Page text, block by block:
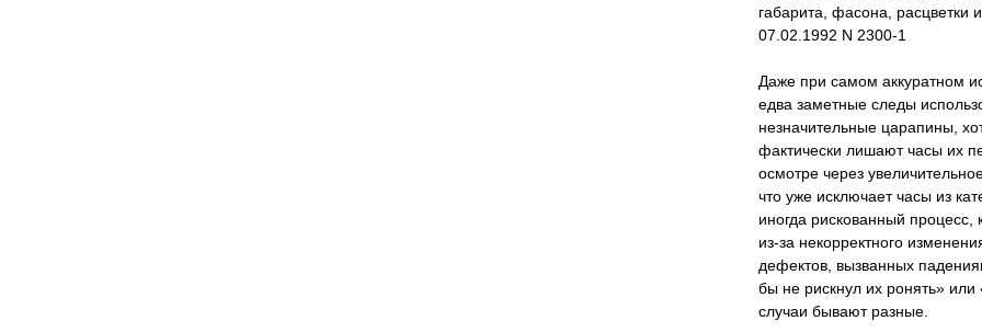
габарита, фасона, расцветки
07.02.1992 N 2300-1
Даже при самом аккуратном
едва заметные следы
незначительные царапины,
фактически лишают часы их
осмотре через
что уже исключает часы из
иногда рискованный процесс,
из-за некорректного
дефектов, вызванных
бы не рискнул их ронять»
случаи бывают разные.